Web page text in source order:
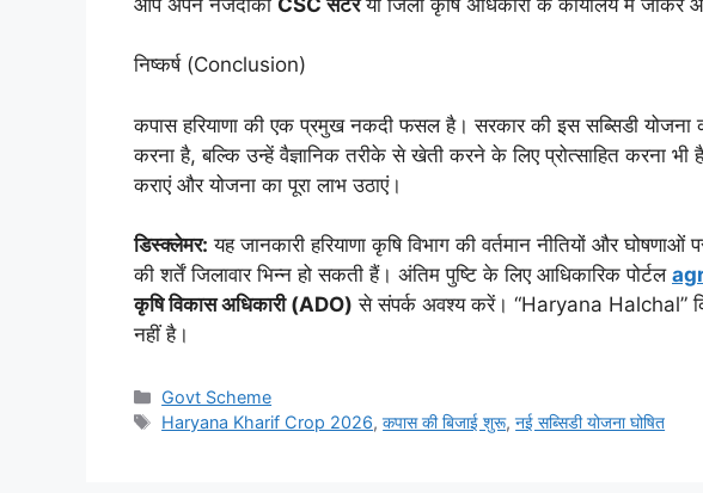
निष्कर्ष (Conclusion)
कपास हरियाणा की एक प्रमुख नकदी फसल है। सरकार की इस सब्सिडी योजना
करना है, बल्कि उन्हें वैज्ञानिक तरीके से खेती करने के लिए प्रोत्साहित करना
कराएं और योजना का पूरा लाभ उठाएं।
डिस्क्लेमर: यह जानकारी हरियाणा कृषि विभाग की वर्तमान नीतियों और
की शर्तें जिलावार भिन्न हो सकती हैं। अंतिम पुष्टि के लिए आधिकारिक पोर्टल
कृषि विकास अधिकारी (ADO) से संपर्क अवश्य करें। “Haryana Halchal”
नहीं है।
Categories
Govt Scheme
Tags
Haryana Kharif Crop 2026,कपास की बिजाई शुरू,नई सब्सिडी योजना घोषित